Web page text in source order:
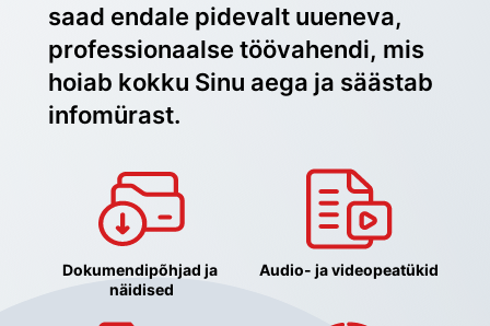
saad endale pidevalt uueneva,
professionaalse töövahendi, mis
hoiab kokku Sinu aega ja säästab
infomürast.
Dokumendipõhjad ja
näidised
Audio- ja videopeatükid